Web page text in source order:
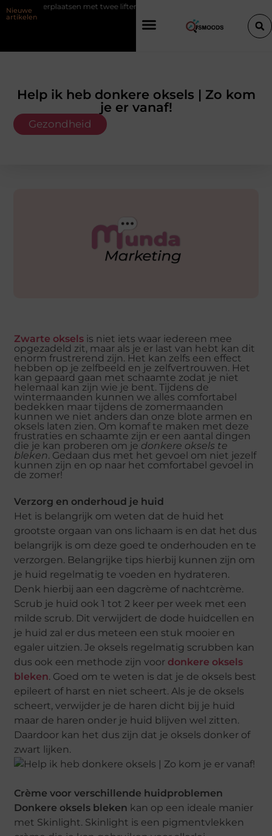
Nieuwe
artikelen
met twee liften naast elkaar Voordelen van elektrische fietsen
Help ik heb donkere oksels | Zo kom
je er vanaf!
Gezondheid
Zwarte oksels is niet iets waar iedereen mee
opgezadeld zit, maar als je er last van hebt kan dit
enorm frustrerend zijn. Het kan zelfs een effect
hebben op je zelfbeeld en je zelfvertrouwen. Het
kan gepaard gaan met schaamte zodat je niet
helemaal kan zijn wie je bent. Tijdens de
wintermaanden kunnen we alles comfortabel
bedekken maar tijdens de zomermaanden
kunnen we niet anders dan onze blote armen en
oksels laten zien. Om komaf te maken met deze
frustraties en schaamte zijn er een aantal dingen
die je kan proberen om je donkere oksels te
bleken. Gedaan dus met het gevoel om niet jezelf
kunnen zijn en op naar het comfortabel gevoel in
de zomer!
Verzorg en onderhoud je huid
Het is belangrijk om weten dat de huid het
grootste orgaan van ons lichaam is en dat het dus
belangrijk is om deze goed te onderhouden en te
verzorgen. Belangrijke tips hierbij kunnen zijn om
je huid regelmatig te voeden en hydrateren.
Denk hierbij aan een dagcrème of nachtcrème.
Scrub je huid ook 1 tot 2 keer per week met een
milde scrub. Dit verwijdert de dode huidcellen en
je huid zal er dus meteen een stuk mooier en
egaler uitzien. Je oksels regelmatig scrubben kan
dus ook een methode zijn voor donkere oksels
bleken. Goed om te weten is dat je de oksels best
epileert of harst en niet scheert. Als je de oksels
scheert, verwijder je de haren dicht bij je huid
maar de haren onder je huid blijven wel zitten.
Daardoor kan het dus zijn dat je oksels donker of
zwart lijken.
Crème voor verschillende huidproblemen
Donkere oksels bleken kan op een ideale manier
met Skinlight. Skinlight is een pigmentvlekken